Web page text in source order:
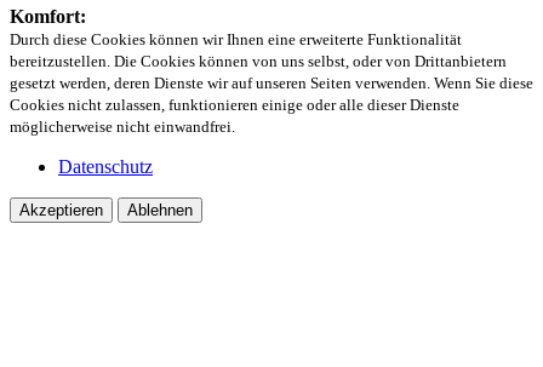
Komfort:
Durch diese Cookies können wir Ihnen eine erweiterte Funktionalität
bereitzustellen. Die Cookies können von uns selbst, oder von Drittanbietern
gesetzt werden, deren Dienste wir auf unseren Seiten verwenden. Wenn Sie diese
Cookies nicht zulassen, funktionieren einige oder alle dieser Dienste
möglicherweise nicht einwandfrei.
Datenschutz
Akzeptieren Ablehnen